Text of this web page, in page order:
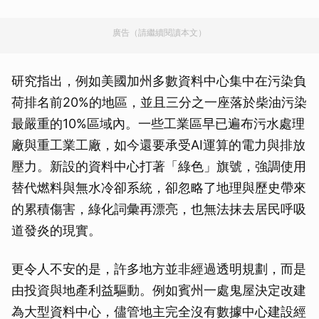
廣告（請繼續閱讀本文）
研究指出，例如美國加州多數資料中心集中在污染負
荷排名前20%的地區，並且三分之一座落於柴油污染
最嚴重的10%區域內。一些工業區早已遍布污水處理
廠與重工業工廠，如今還要承受AI運算的電力與排放
壓力。新設的資料中心打著「綠色」旗號，強調使用
替代燃料與無水冷卻系統，卻忽略了地理與歷史帶來
的累積傷害，綠化詞彙再漂亮，也無法抹去居民呼吸
道發炎的現實。
更令人不安的是，許多地方並非經過透明規劃，而是
由投資與地產利益驅動。例如賓州一處鬼屋決定改建
為大型資料中心，儘管地主完全沒有數據中心建設經